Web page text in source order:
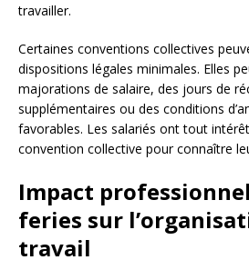
travailler.
Certaines conventions collectives
dispositions légales minimales. Elles
majorations de salaire, des jours de
supplémentaires ou des conditions
favorables. Les salariés ont tout
convention collective pour connaître
Impact
feries sur
travail